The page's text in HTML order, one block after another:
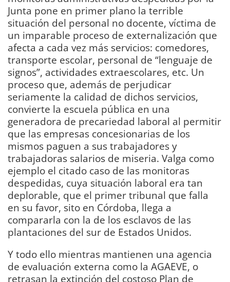
Junta pone en primer plano la terrible
situación del personal no docente, víctima de
un imparable proceso de externalización que
afecta a cada vez más servicios: comedores,
transporte escolar, personal de “lenguaje de
signos”, actividades extraescolares, etc. Un
proceso que, además de perjudicar
seriamente la calidad de dichos servicios,
convierte la escuela pública en una
generadora de precariedad laboral al permitir
que las empresas concesionarias de los
mismos paguen a sus trabajadores y
trabajadoras salarios de miseria. Valga como
ejemplo el citado caso de las monitoras
despedidas, cuya situación laboral era tan
deplorable, que el primer tribunal que falla
en su favor, sito en Córdoba, llega a
compararla con la de los esclavos de las
plantaciones del sur de Estados Unidos.
Y todo ello mientras mantienen una agencia
de evaluación externa como la AGAEVE, o
retrasan la extinción del costoso Plan de